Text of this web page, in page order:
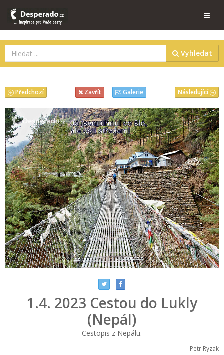
Vyhledat
Následující
Předchozí Zavřít Galerie
1.4. 2023 Cestou do Lukly
(Nepál)
Cestopis z Nepálu.
Petr Ryzak